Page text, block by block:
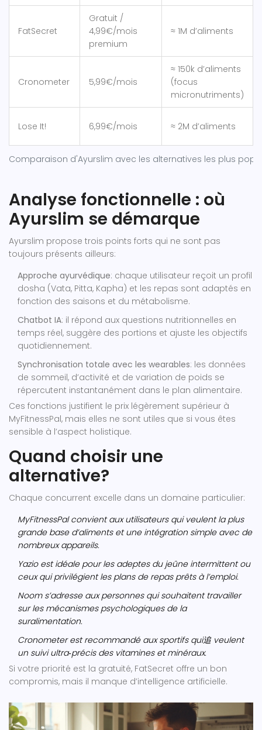
Comparaison d'Ayurslim avec les alternatives les plus
FatSecret
Gratuit /
4,99€/mois
premium
≈ 1M d’aliments
Cronometer 5,99€/mois
≈ 150k d’aliments
(focus
micronutriments)
Lose It! 6,99€/mois ≈ 2M d’aliments
Analyse fonctionnelle : où
Ayurslim se démarque
Ayurslim propose trois points forts qui ne sont pas
toujours présents ailleurs:
Approche ayurvédique: chaque utilisateur reçoit un profil
dosha (Vata, Pitta, Kapha) et les repas sont adaptés en
fonction des saisons et du métabolisme.
Chatbot IA: il répond aux questions nutritionnelles en
temps réel, suggère des portions et ajuste les objectifs
quotidiennement.
Synchronisation totale avec les wearables: les données
de sommeil, d’activité et de variation de poids se
répercutent instantanément dans le plan alimentaire.
Ces fonctions justifient le prix légèrement supérieur à
MyFitnessPal, mais elles ne sont utiles que si vous êtes
sensible à l’aspect holistique.
Quand choisir une
alternative?
Chaque concurrent excelle dans un domaine particulier:
MyFitnessPal convient aux utilisateurs qui veulent la plus
grande base d’aliments et une intégration simple avec de
nombreux appareils.
Yazio est idéale pour les adeptes du jeûne intermittent ou
ceux qui privilégient les plans de repas prêts à l’emploi.
Noom s’adresse aux personnes qui souhaitent travailler
sur les mécanismes psychologiques de la
suralimentation.
Cronometer est recommandé aux sportifs qui追 veulent
un suivi ultra‑précis des vitamines et minéraux.
Si votre priorité est la gratuité, FatSecret offre un bon
compromis, mais il manque d’intelligence artificielle.